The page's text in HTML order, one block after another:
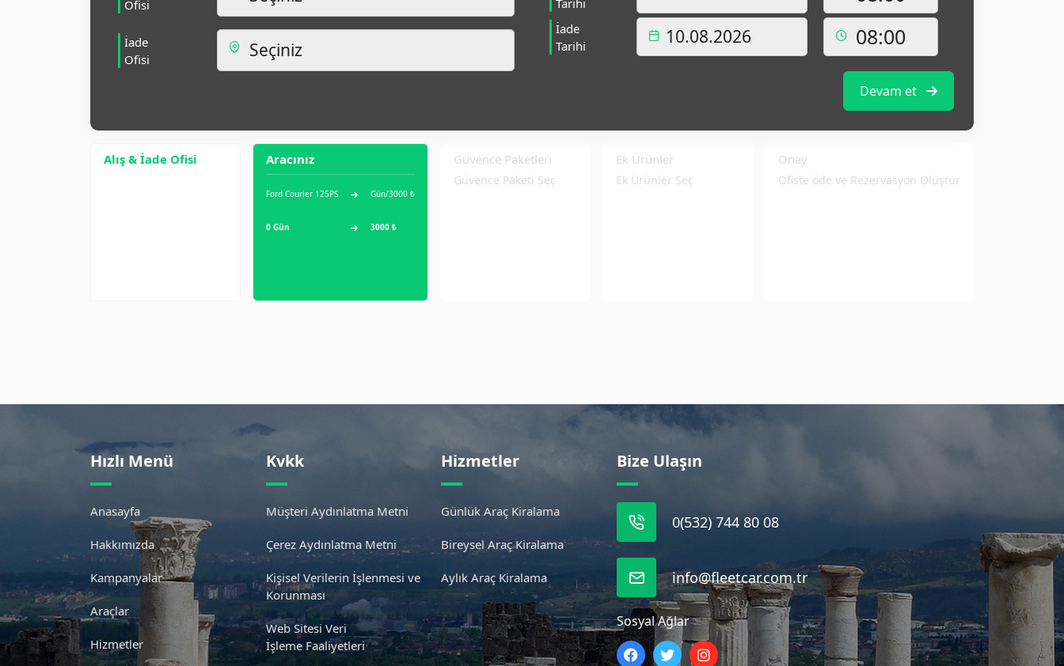
Ofisi
İade
Ofisi
İade
Tarihi
Devam et
Alış & İade Ofisi Aracınız
Ford Courier 125PS Gün/3000 ₺
0 Gün 3000 ₺
Güvence Paketleri
Güvence Paketi Seç
Ek Ürünler
Ek Ürünler Seç
Onay
Ofiste öde ve Rezervasyon Oluştur
Hızlı Menü
Anasayfa
Hakkımızda
Kampanyalar
Araçlar
Hizmetler
Kvkk
Müşteri Aydınlatma Metni
Çerez Aydınlatma Metni
Kişisel Verilerin İşlenmesi ve
Korunması
Web Sitesi Veri
İşleme Faaliyetleri
Hizmetler
Günlük Araç Kiralama
Bireysel Araç Kiralama
Aylık Araç Kiralama
Bize Ulaşın
0(532) 744 80 08
info@fleetcar.com.tr
Sosyal Ağlar